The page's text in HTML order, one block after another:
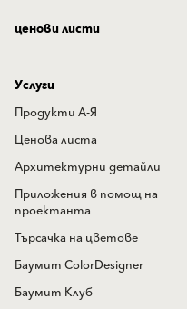
ценови листи
Услуги
Продукти А-Я
Ценова листа
Архитектурни детайли
Приложения в помощ на
проектанта
Търсачка на цветове
Баумит ColorDesigner
Баумит Клуб